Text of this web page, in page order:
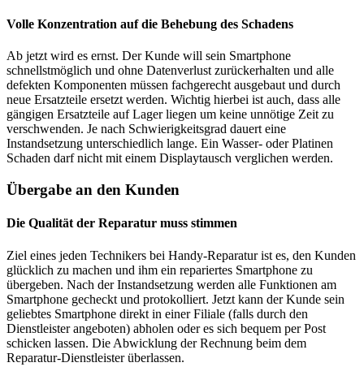
Volle Konzentration auf die Behebung des Schadens
Ab jetzt wird es ernst. Der Kunde will sein Smartphone
schnellstmöglich und ohne Datenverlust zurückerhalten und alle
defekten Komponenten müssen fachgerecht ausgebaut und durch
neue Ersatzteile ersetzt werden. Wichtig hierbei ist auch, dass alle
gängigen Ersatzteile auf Lager liegen um keine unnötige Zeit zu
verschwenden. Je nach Schwierigkeitsgrad dauert eine
Instandsetzung unterschiedlich lange. Ein Wasser- oder Platinen
Schaden darf nicht mit einem Displaytausch verglichen werden.
Übergabe an den Kunden
Die Qualität der Reparatur muss stimmen
Ziel eines jeden Technikers bei Handy-Reparatur ist es, den Kunden
glücklich zu machen und ihm ein repariertes Smartphone zu
übergeben. Nach der Instandsetzung werden alle Funktionen am
Smartphone gecheckt und protokolliert. Jetzt kann der Kunde sein
geliebtes Smartphone direkt in einer Filiale (falls durch den
Dienstleister angeboten) abholen oder es sich bequem per Post
schicken lassen. Die Abwicklung der Rechnung beim dem
Reparatur-Dienstleister überlassen.